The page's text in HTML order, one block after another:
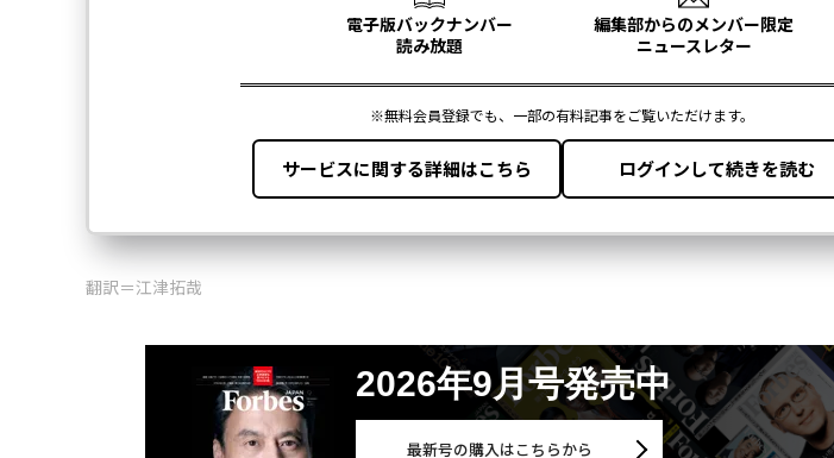
翻訳＝江津拓哉
2026年9月号発売中
最新号の購入はこちらから